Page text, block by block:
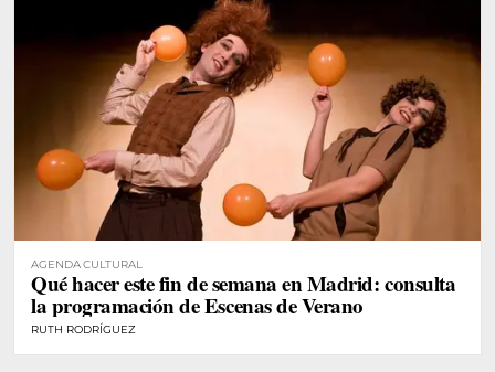
AGENDA CULTURAL
Qué hacer este fin de semana en Madrid: consulta
la programación de Escenas de Verano
RUTH RODRÍGUEZ